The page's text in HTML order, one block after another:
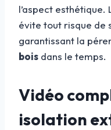
l’aspect esthétique.
évite tout risque de
garantissant la
bois dans le temps.
Vidéo
isolation